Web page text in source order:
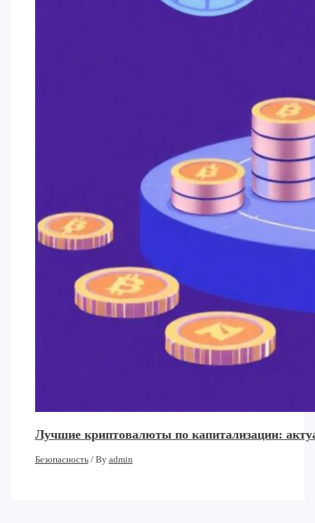
Лучшие криптовалюты по капитализации:
Безопасность/ By admin